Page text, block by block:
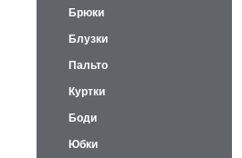
Брюки
Блузки
Пальто
Куртки
Боди
Юбки